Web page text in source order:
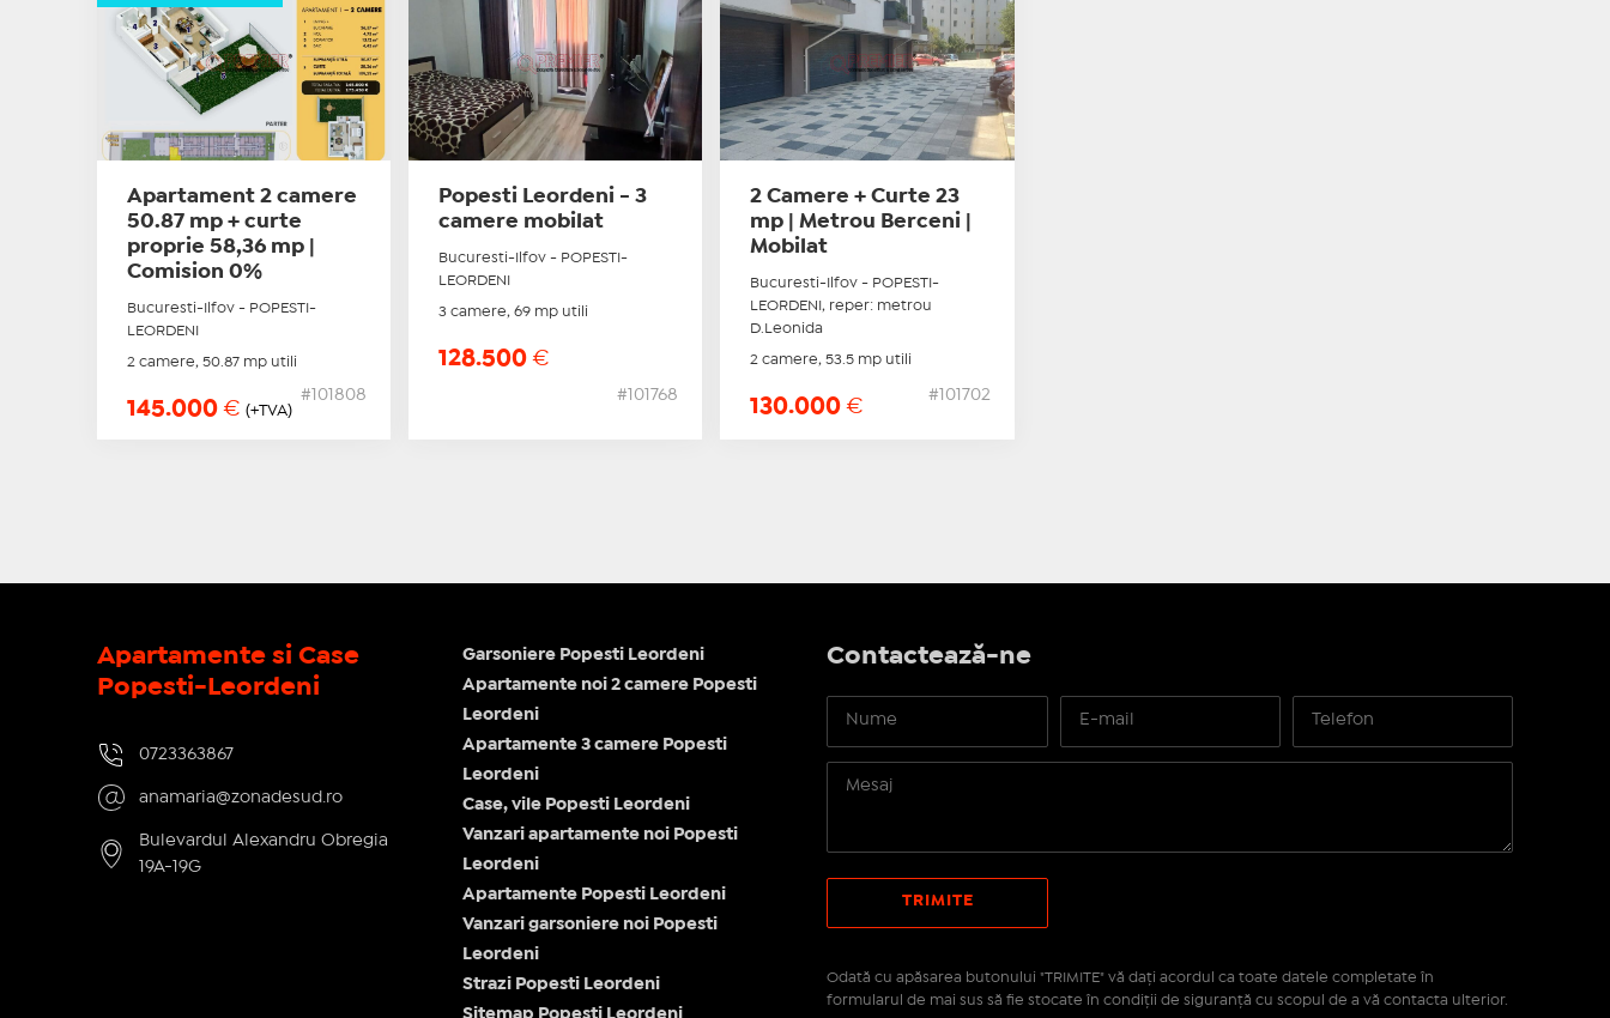
Apartament 2 camere
50.87 mp + curte
proprie 58,36 mp |
Comision 0%
Bucuresti-Ilfov - POPESTI-
LEORDENI
2 camere, 50.87 mp utili
145.000 € (+TVA)
#101808
Popesti Leordeni - 3
camere mobilat
Bucuresti-Ilfov - POPESTI-
LEORDENI
3 camere, 69 mp utili
128.500€
#101768
2 Camere + Curte 23
mp | Metrou Berceni |
Mobilat
Bucuresti-Ilfov - POPESTI-
LEORDENI, reper: metrou
D.Leonida
2 camere, 53.5 mp utili
130.000€
#101702
Apartamente si Case
Popesti-Leordeni
0723363867
anamaria@zonadesud.ro
Bulevardul Alexandru Obregia
19A-19G
Garsoniere Popesti Leordeni
Apartamente noi 2 camere Popesti
Leordeni
Apartamente 3 camere Popesti
Leordeni
Case, vile Popesti Leordeni
Vanzari apartamente noi Popesti
Leordeni
Apartamente Popesti Leordeni
Vanzari garsoniere noi Popesti
Leordeni
Strazi Popesti Leordeni
Sitemap Popesti Leordeni
Contactează-ne
Odată cu apăsarea butonului "TRIMITE" vă daţi acordul ca toate datele completate în
formularul de mai sus să fie stocate în condiţii de siguranţă cu scopul de a vă contacta ulterior.